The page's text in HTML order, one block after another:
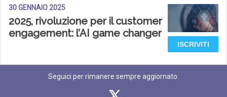
30 GENNAIO 2025
2025, rivoluzione per il customer
engagement: l’AI game changer
ISCRIVITI
Seguici per rimanere sempre aggiornato: